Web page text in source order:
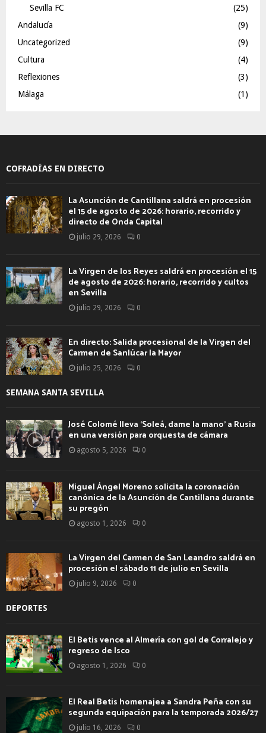
Sevilla FC
(25)
Andalucía
(9)
Uncategorized
(9)
Cultura
(4)
Reflexiones
(3)
Málaga
(1)
COFRADÍAS EN DIRECTO
La Asunción de Cantillana saldrá en procesión
el 15 de agosto de 2026: horario, recorrido y
directo de Onda Capital
julio 29, 2026 0
La Virgen de los Reyes saldrá en procesión el 15
de agosto de 2026: horario, recorrido y cultos
en Sevilla
julio 29, 2026 0
En directo: Salida procesional de la Virgen del
Carmen de Sanlúcar la Mayor
julio 25, 2026 0
SEMANA SANTA SEVILLA
José Colomé lleva ‘Soleá, dame la mano’ a Rusia
en una versión para orquesta de cámara
agosto 5, 2026 0
Miguel Ángel Moreno solicita la coronación
canónica de la Asunción de Cantillana durante
su pregón
agosto 1, 2026 0
La Virgen del Carmen de San Leandro saldrá en
procesión el sábado 11 de julio en Sevilla
julio 9, 2026 0
DEPORTES
El Betis vence al Almería con gol de Corralejo y
regreso de Isco
agosto 1, 2026 0
El Real Betis homenajea a Sandra Peña con su
segunda equipación para la temporada 2026/27
julio 16, 2026 0